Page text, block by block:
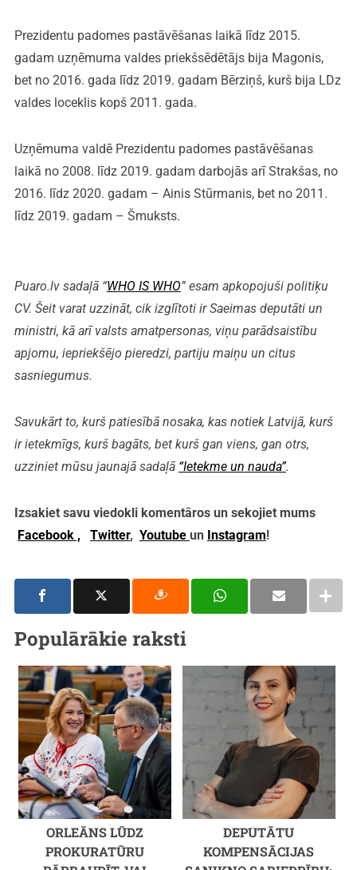
Prezidentu padomes pastāvēšanas laikā līdz 2015.
gadam uzņēmuma valdes priekšsēdētājs bija Magonis,
bet no 2016. gada līdz 2019. gadam Bērziņš, kurš bija LDz
valdes loceklis kopš 2011. gada.
Uzņēmuma valdē Prezidentu padomes pastāvēšanas
laikā no 2008. līdz 2019. gadam darbojās arī Strakšas, no
2016. līdz 2020. gadam – Ainis Stūrmanis, bet no 2011.
līdz 2019. gadam – Šmuksts.
Puaro.lv sadaļā “WHO IS WHO” esam apkopojuši politiķu
CV. Šeit varat uzzināt, cik izglītoti ir Saeimas deputāti un
ministri, kā arī valsts amatpersonas, viņu parādsaistību
apjomu, iepriekšējo pieredzi, partiju maiņu un citus
sasniegumus.
Savukārt to, kurš patiesībā nosaka, kas notiek Latvijā, kurš
ir ietekmīgs, kurš bagāts, bet kurš gan viens, gan otrs,
uzziniet mūsu jaunajā sadaļā “Ietekme un nauda”.
Izsakiet savu viedokli komentāros un sekojiet mums
Facebook ,
Twitter, Youtube un Instagram!
Populārākie raksti
ORLEĀNS LŪDZ
PROKURATŪRU
DEPUTĀTU
KOMPENSĀCIJAS